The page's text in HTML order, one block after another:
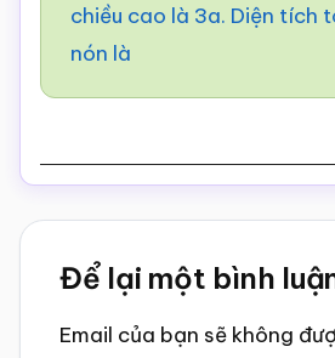
chiều cao là 3a. Diện tích
nón là
Reader
Interactions
Để lại một bình
Email của bạn sẽ không